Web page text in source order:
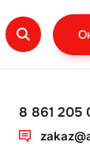
8 861 205